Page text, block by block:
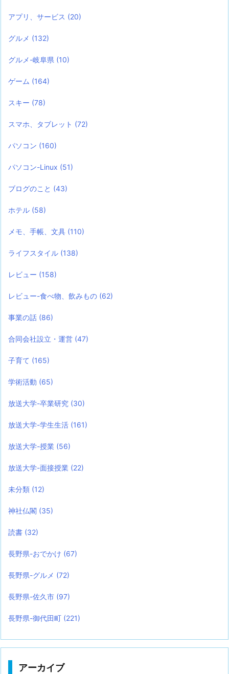
アプリ、サービス (20)
グルメ (132)
グルメ-岐阜県 (10)
ゲーム (164)
スキー (78)
スマホ、タブレット (72)
パソコン (160)
パソコン-Linux (51)
ブログのこと (43)
ホテル (58)
メモ、手帳、文具 (110)
ライフスタイル (138)
レビュー (158)
レビュー-食べ物、飲みもの (62)
事業の話 (86)
合同会社設立・運営 (47)
子育て (165)
学術活動 (65)
放送大学-卒業研究 (30)
放送大学-学生生活 (161)
放送大学-授業 (56)
放送大学-面接授業 (22)
未分類 (12)
神社仏閣 (35)
読書 (32)
長野県-おでかけ (67)
長野県-グルメ (72)
長野県-佐久市 (97)
長野県-御代田町 (221)
アーカイブ